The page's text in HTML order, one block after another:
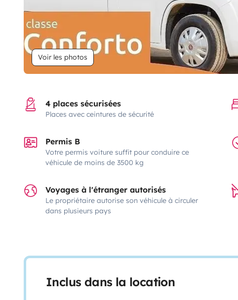
Voir les photos
4 places sécurisées
Places avec ceintures de sécurité
Permis B
Votre permis voiture suffit pour conduire ce
véhicule de moins de 3500 kg
Voyages à l'étranger autorisés
Le propriétaire autorise son véhicule à circuler
dans plusieurs pays
Inclus dans la location